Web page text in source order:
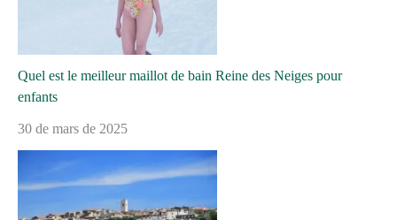
Quel est le meilleur maillot de bain Reine des Neiges pour
enfants
30 de mars de 2025